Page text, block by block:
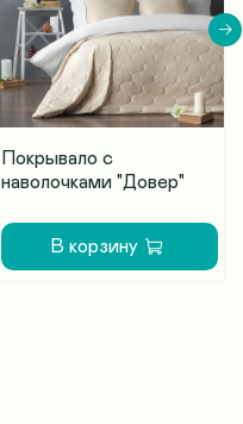
Покрывало с
наволочками "Довер"
В корзину